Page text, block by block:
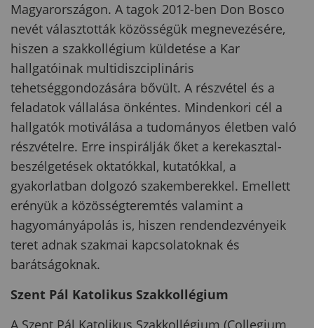
Magyarországon. A tagok 2012-ben Don Bosco
nevét választották közösségük megnevezésére,
hiszen a szakkollégium küldetése a Kar
hallgatóinak multidiszciplináris
tehetséggondozására bővült. A részvétel és a
feladatok vállalása önkéntes. Mindenkori cél a
hallgatók motiválása a tudományos életben való
részvételre. Erre inspirálják őket a kerekasztal-
beszélgetések oktatókkal, kutatókkal, a
gyakorlatban dolgozó szakemberekkel. Emellett
erényük a közösségteremtés valamint a
hagyományápolás is, hiszen rendendezvényeik
teret adnak szakmai kapcsolatoknak és
barátságoknak.
Szent Pál Katolikus Szakkollégium
A Szent Pál Katolikus Szakkollégium (Collegium